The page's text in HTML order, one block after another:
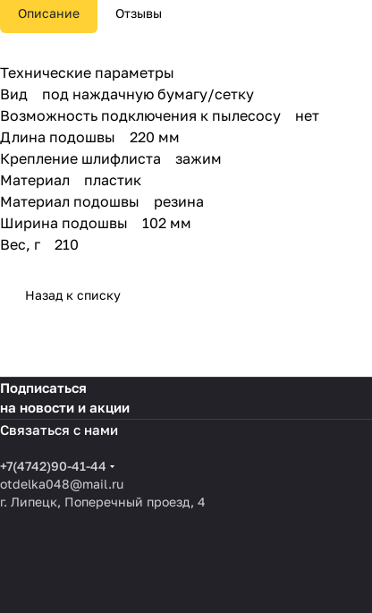
Описание Отзывы
Технические параметры
Вид под наждачную бумагу/сетку
Возможность подключения к пылесосу нет
Длина подошвы 220 мм
Крепление шлифлиста зажим
Материал пластик
Материал подошвы резина
Ширина подошвы 102 мм
Вес, г 210
Назад к списку
Подписаться
на новости и акции
Связаться с нами
+7(4742)90-41-44
otdelka048@mail.ru
г. Липецк, Поперечный проезд, 4